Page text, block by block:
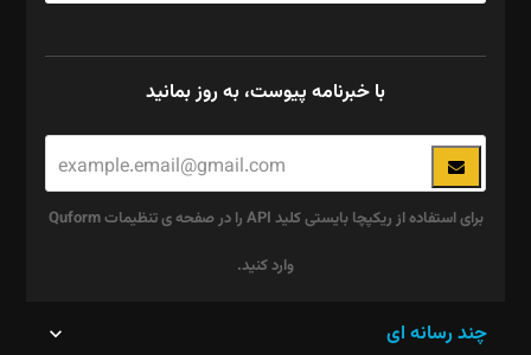
با خبرنامه پیوست، به روز بمانید
برای استفاده از ریکپچا بایستی کلید API را در صفحه ی تنظیمات Quform
وارد کنید.
چند رسانه ای